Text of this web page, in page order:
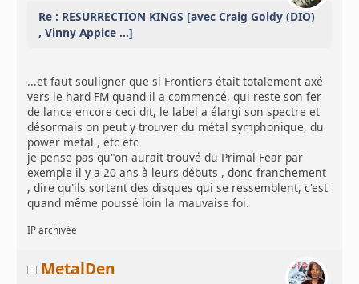
Re : RESURRECTION KINGS [avec Craig Goldy (DIO)
, Vinny Appice ...]
...et faut souligner que si Frontiers était totalement axé
vers le hard FM quand il a commencé, qui reste son fer
de lance encore ceci dit, le label a élargi son spectre et
désormais on peut y trouver du métal symphonique, du
power metal , etc etc
je pense pas qu"on aurait trouvé du Primal Fear par
exemple il y a 20 ans à leurs débuts , donc franchement
, dire qu'ils sortent des disques qui se ressemblent, c'est
quand même poussé loin la mauvaise foi.
IP archivée
MetalDen